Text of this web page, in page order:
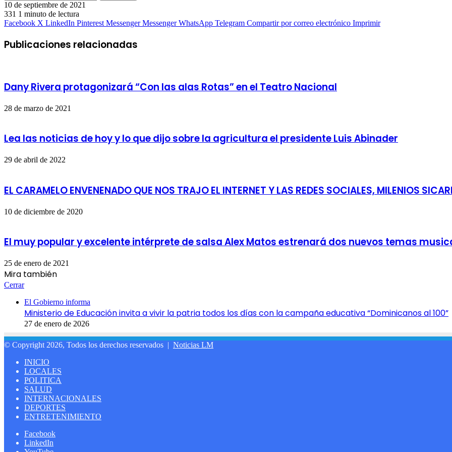
10 de septiembre de 2021
331 1 minuto de lectura
Facebook X LinkedIn Pinterest Messenger Messenger WhatsApp Telegram Compartir por correo electrónico Imprimir
Publicaciones relacionadas
Dany Rivera protagonizará “Con las alas Rotas” en el Teatro Nacional
28 de marzo de 2021
Lea las noticias de hoy y lo que dijo sobre la agricultura el presidente Luis Abinader
29 de abril de 2022
EL CARAMELO ENVENENADO QUE NOS TRAJO EL INTERNET Y LAS REDES SOCIALES, MILENIOS
10 de diciembre de 2020
El muy popular y excelente intérprete de salsa Alex Matos estrenará dos nuevos temas
25 de enero de 2021
Mira también
Cerrar
El Gobierno informa
Ministerio de Educación invita a vivir la patria todos los días con la campaña educativa “Dominicanos al 100”
27 de enero de 2026
© Copyright 2026, Todos los derechos reservados | Noticias LM
INICIO
LOCALES
POLITICA
SALUD
INTERNACIONALES
DEPORTES
ENTRETENIMIENTO
Facebook
LinkedIn